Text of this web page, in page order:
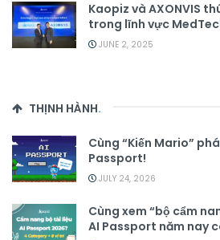
Kaopiz và AXONVIS
trong lĩnh vực
JUNE 2, 2025
THỊNH HÀNH.
Cùng “Kiến Mario”
Passport!
JULY 24, 2026
Cùng xem “bộ cẩm
AI Passport năm nay